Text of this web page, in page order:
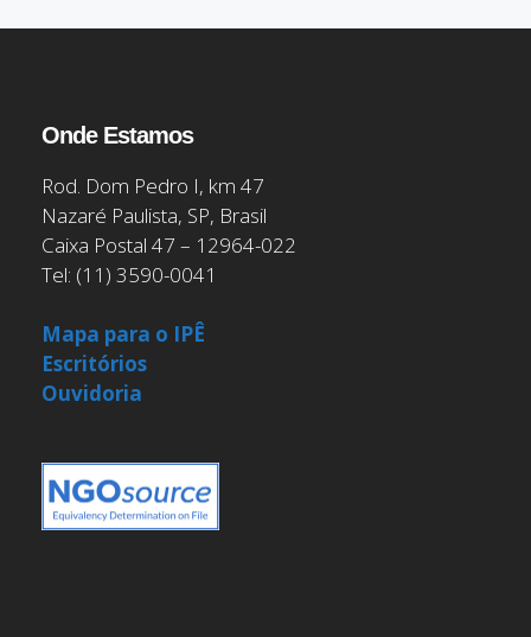
Onde Estamos
Rod. Dom Pedro I, km 47
Nazaré Paulista, SP, Brasil
Caixa Postal 47 – 12964-022
Tel: (11) 3590-0041
Mapa para o IPÊ
Escritórios
Ouvidoria